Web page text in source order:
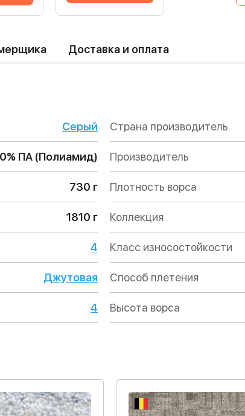
Доставка и оплата
Серый Страна производитель
ПА (Полиамид) Производитель
730 г Плотность ворса
1810 г Коллекция
4 Класс износостойкости
Джутовая Способ плетения
4 Высота ворса